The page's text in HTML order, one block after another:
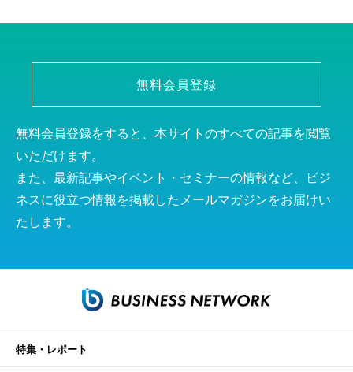
無料会員登録
無料会員登録をすると、本サイトのすべての記事を閲覧
いただけます。
また、最新記事やイベント・セミナーの情報など、ビジ
ネスに役立つ情報を掲載したメールマガジンをお届けい
たします。
特集・レポート